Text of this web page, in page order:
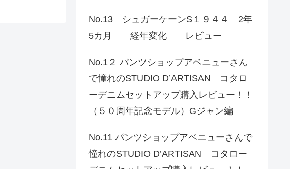
No.13 シュガーケーンS１９４４ 2年
5カ月 経年変化 レビュー
No.1２ パンツショップアベニューさん
で憧れのSTUDIO D’ARTISAN コタロ
ーデニムセットアップ購入レビュー！！
（５０周年記念モデル）Gジャン編
No.11 パンツショップアベニューさんで
憧れのSTUDIO D’ARTISAN コタロー